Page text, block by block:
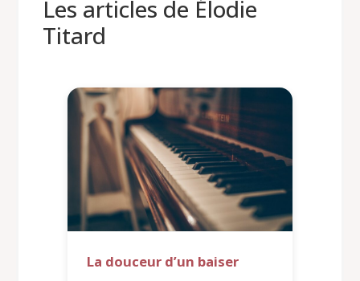
Les articles de Élodie
Titard
La douceur d’un baiser